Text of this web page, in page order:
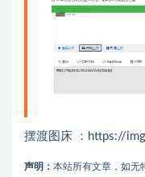
摆渡图床 ：https://
声明： 本站所有文章，如无